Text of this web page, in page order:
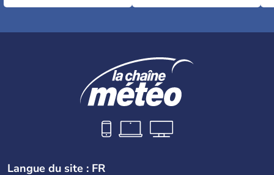
Langue du site : FR